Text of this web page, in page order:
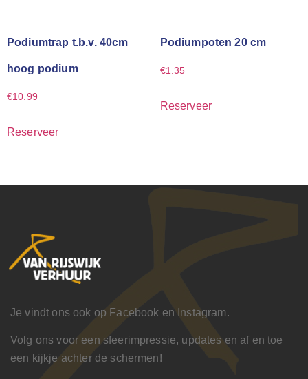
Podiumtrap t.b.v. 40cm
hoog podium
€10.99
Reserveer
Podiumpoten 20 cm
€1.35
Reserveer
Je vindt ons ook op Facebook en Instagram.
Volg ons voor een sfeerimpressie, updates en af en toe
een kijkje achter de schermen!